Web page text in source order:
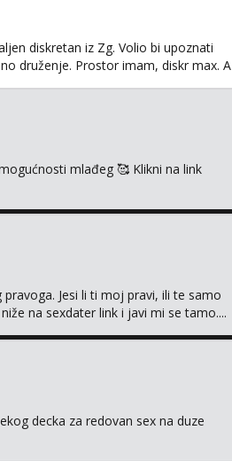
diskretan iz Zg. Volio bi upoznati
druženje. Prostor imam, diskr max. A
mlađeg 🥰 Klikni na link
Jesi li ti moj pravi, ili te samo
na sexdater link i javi mi se tamo....
decka za redovan sex na duze